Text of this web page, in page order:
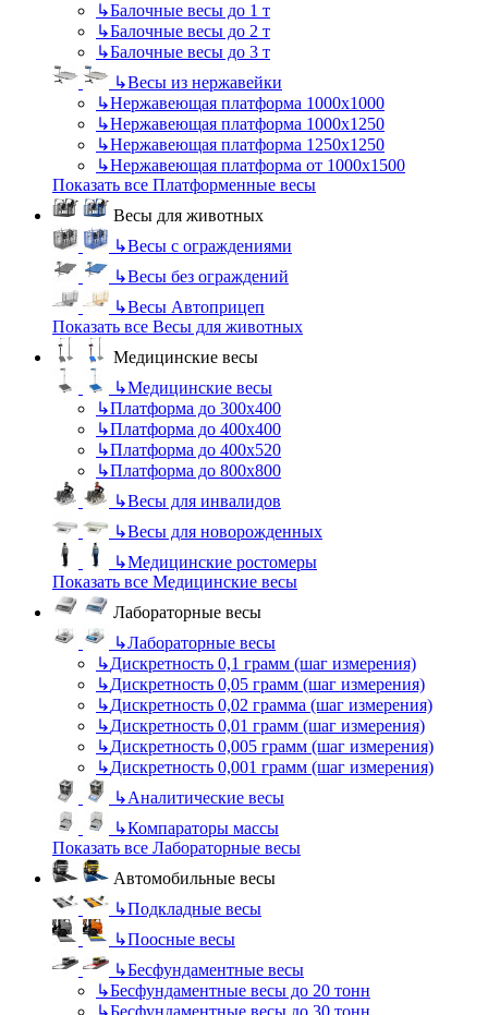
↳Балочные весы до 1 т
↳Балочные весы до 2 т
↳Балочные весы до 3 т
↳Весы из нержавейки
↳Нержавеющая платформа 1000х1000
↳Нержавеющая платформа 1000х1250
↳Нержавеющая платформа 1250х1250
↳Нержавеющая платформа от 1000х1500
Показать все Платформенные весы
Весы для животных
↳Весы с ограждениями
↳Весы без ограждений
↳Весы Автоприцеп
Показать все Весы для животных
Медицинские весы
↳Медицинские весы
↳Платформа до 300х400
↳Платформа до 400х400
↳Платформа до 400х520
↳Платформа до 800х800
↳Весы для инвалидов
↳Весы для новорожденных
↳Медицинские ростомеры
Показать все Медицинские весы
Лабораторные весы
↳Лабораторные весы
↳Дискретность 0,1 грамм (шаг измерения)
↳Дискретность 0,05 грамм (шаг измерения)
↳Дискретность 0,02 грамма (шаг измерения)
↳Дискретность 0,01 грамм (шаг измерения)
↳Дискретность 0,005 грамм (шаг измерения)
↳Дискретность 0,001 грамм (шаг измерения)
↳Аналитические весы
↳Компараторы массы
Показать все Лабораторные весы
Автомобильные весы
↳Подкладные весы
↳Поосные весы
↳Бесфундаментные весы
↳Бесфундаментные весы до 20 тонн
↳Бесфундаментные весы до 30 тонн